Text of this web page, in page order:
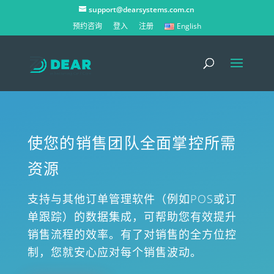
support@dearsystems.com.cn
预约咨询
登入 注册 English
使您的销售团队全面掌控所需
资源
支持与其他订单管理软件（例如POS或订
单跟踪）的数据集成，可帮助您有效提升
销售流程的效率。有了对销售的全方位控
制，您就安心应对每个销售波动。